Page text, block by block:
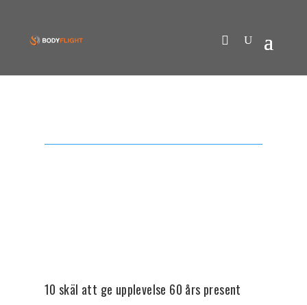
10 skäl att ge upplevelse 60 års present